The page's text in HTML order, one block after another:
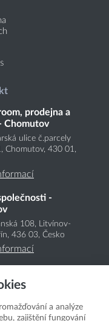
prodejna a
Chomutov
ulice č.parcely
, Chomutov, 430 01,
-
108, Litvínov-
436 03, Česko
a analýze
zajištění fungování